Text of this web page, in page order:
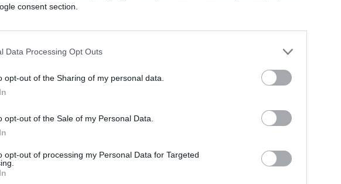
consent section.
Data Processing Opt Outs
opt-out of the Sharing of my personal data.
opt-out of the Sale of my Personal Data.
opt-out of processing my Personal Data for Targeted
su Google CLICCA QUI
da un pizzico di idealismo. Perciò ci
volo di ritorno dal Libano, quando ha
avere un ruolo nel difficile